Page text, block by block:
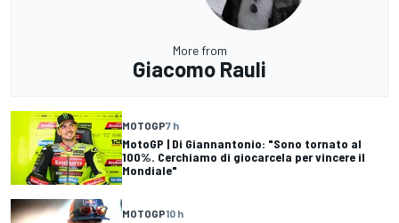
More from
Giacomo Rauli
MOTOGP7 h
MotoGP | Di Giannantonio: "Sono tornato al
100%. Cerchiamo di giocarcela per vincere il
Mondiale"
MOTOGP10 h